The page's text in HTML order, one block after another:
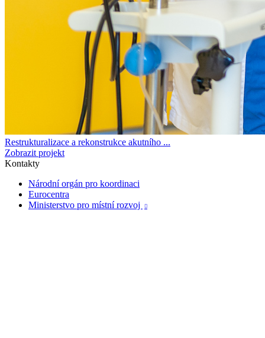
Restrukturalizace a rekonstrukce akutního ...
Zobrazit projekt
Kontakty
Národní orgán pro koordinaci
Eurocentra
Ministerstvo pro místní rozvoj
